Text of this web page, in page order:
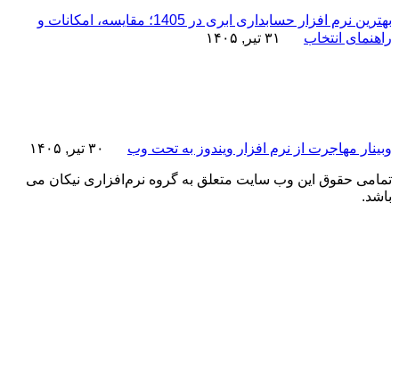
بهترین نرم افزار حسابداری ابری در 1405؛ مقایسه، امکانات و
راهنمای انتخاب
وبینار مهاجرت از نرم افزار ویندوز به تحت وب
تمامی حقوق این وب سایت متعلق به گروه نرم‌افزاری نیکان می
باشد.